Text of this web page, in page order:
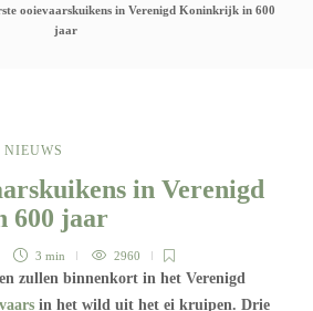
ooievaarskuikens in Verenigd Koninkrijk in 600
jaar
NIEUWS
in Verenigd
600 jaar
3 min 2960
zullen binnenkort in het Verenigd
in het wild uit het ei kruipen. Drie